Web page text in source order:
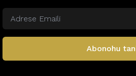
Abonohu